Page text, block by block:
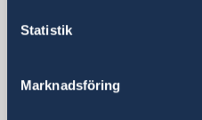
Statistik
Marknadsföring
LinkedIn
Ambassaden i